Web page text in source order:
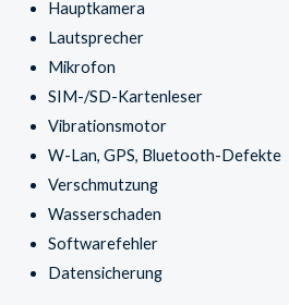
Hauptkamera
Lautsprecher
Mikrofon
SIM-/SD-Kartenleser
Vibrationsmotor
W-Lan, GPS, Bluetooth-Defekte
Verschmutzung
Wasserschaden
Softwarefehler
Datensicherung